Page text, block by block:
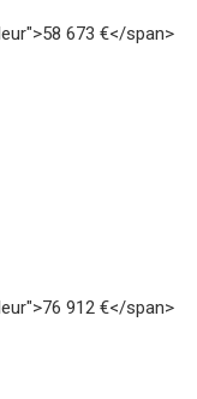
673 €</span>
912 €</span>